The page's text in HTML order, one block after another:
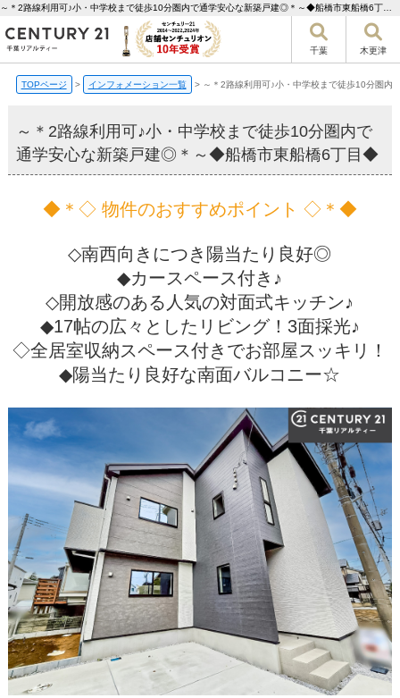
千葉 木更津
TOPページ > インフォメーション一覧 > ～＊2路線利用可♪小・中学校まで徒歩10分圏
～＊2路線利用可♪小・中学校まで徒歩10分圏内で
通学安心な新築戸建◎＊～◆船橋市東船橋6丁目◆
◆＊◇ 物件のおすすめポイント ◇＊◆
◇南西向きにつき陽当たり良好◎
◆カースペース付き♪
◇開放感のある人気の対面式キッチン♪
◆17帖の広々としたリビング！3面採光♪
◇全居室収納スペース付きでお部屋スッキリ！
◆陽当たり良好な南面バルコニー☆